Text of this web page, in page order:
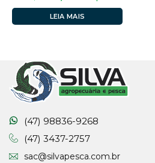
LEIA MAIS
(47) 98836-9268
(47) 3437-2757
sac@silvapesca.com.br